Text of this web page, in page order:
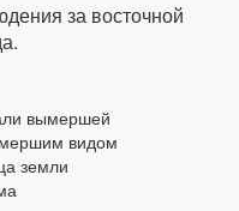
за восточной
вымершей
видом
земли